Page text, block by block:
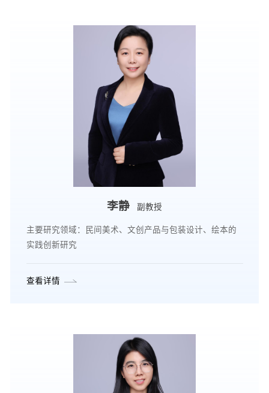
李静 副教授
主要研究领域：民间美术、文创产品与包装设计、绘本的
实践创新研究
查看详情